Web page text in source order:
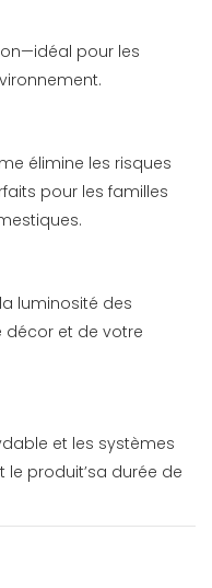
pour les
élimine les risques
pour les familles
luminosité des
et de votre
et les systèmes
produit’sa durée de